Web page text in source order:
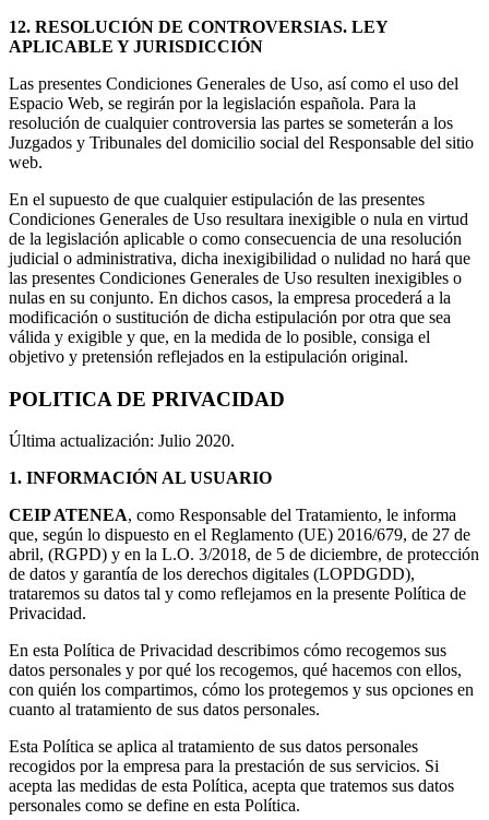
12. RESOLUCIÓN DE CONTROVERSIAS. LEY
APLICABLE Y JURISDICCIÓN
Las presentes Condiciones Generales de Uso, así como el uso del
Espacio Web, se regirán por la legislación española. Para la
resolución de cualquier controversia las partes se someterán a los
Juzgados y Tribunales del domicilio social del Responsable del sitio
web.
En el supuesto de que cualquier estipulación de las presentes
Condiciones Generales de Uso resultara inexigible o nula en virtud
de la legislación aplicable o como consecuencia de una resolución
judicial o administrativa, dicha inexigibilidad o nulidad no hará que
las presentes Condiciones Generales de Uso resulten inexigibles o
nulas en su conjunto. En dichos casos, la empresa procederá a la
modificación o sustitución de dicha estipulación por otra que sea
válida y exigible y que, en la medida de lo posible, consiga el
objetivo y pretensión reflejados en la estipulación original.
POLITICA DE PRIVACIDAD
Última actualización: Julio 2020.
1. INFORMACIÓN AL USUARIO
CEIP ATENEA, como Responsable del Tratamiento, le informa
que, según lo dispuesto en el Reglamento (UE) 2016/679, de 27 de
abril, (RGPD) y en la L.O. 3/2018, de 5 de diciembre, de protección
de datos y garantía de los derechos digitales (LOPDGDD),
trataremos su datos tal y como reflejamos en la presente Política de
Privacidad.
En esta Política de Privacidad describimos cómo recogemos sus
datos personales y por qué los recogemos, qué hacemos con ellos,
con quién los compartimos, cómo los protegemos y sus opciones en
cuanto al tratamiento de sus datos personales.
Esta Política se aplica al tratamiento de sus datos personales
recogidos por la empresa para la prestación de sus servicios. Si
acepta las medidas de esta Política, acepta que tratemos sus datos
personales como se define en esta Política.